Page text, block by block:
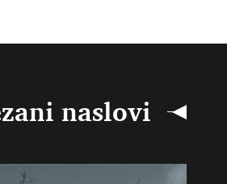
naslovi